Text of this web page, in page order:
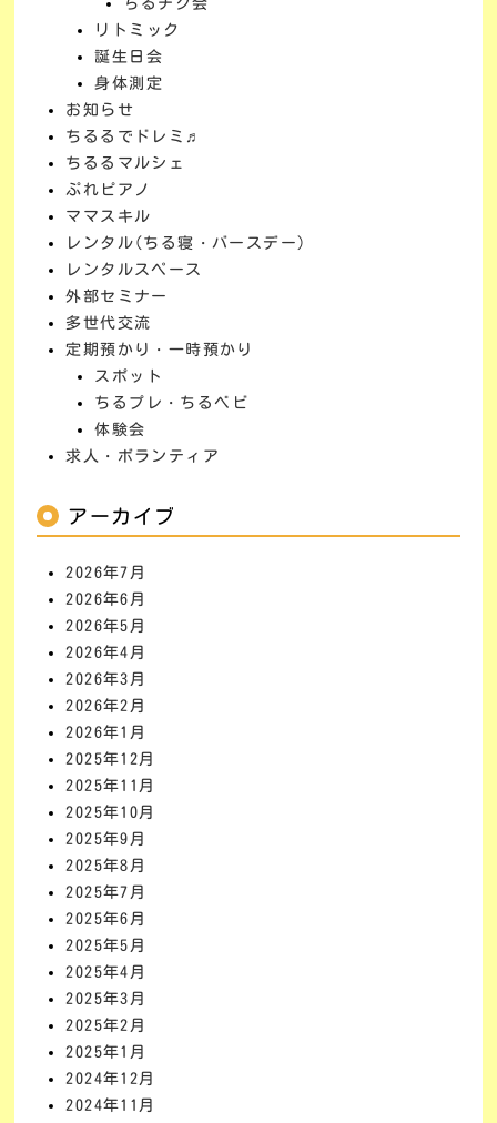
ちるチク会
リトミック
誕生日会
身体測定
お知らせ
ちるるでドレミ♬
ちるるマルシェ
ぷれピアノ
ママスキル
レンタル(ちる寝・バースデー)
レンタルスペース
外部セミナー
多世代交流
定期預かり・一時預かり
スポット
ちるプレ・ちるベビ
体験会
求人・ボランティア
アーカイブ
2026年7月
2026年6月
2026年5月
2026年4月
2026年3月
2026年2月
2026年1月
2025年12月
2025年11月
2025年10月
2025年9月
2025年8月
2025年7月
2025年6月
2025年5月
2025年4月
2025年3月
2025年2月
2025年1月
2024年12月
2024年11月